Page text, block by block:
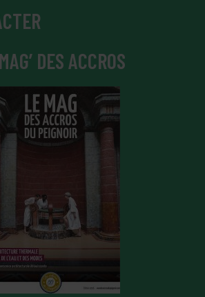
DES ACCROS